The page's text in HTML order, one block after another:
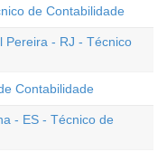
de Contabilidade
Pereira - RJ - Técnico
Contabilidade
- ES - Técnico de